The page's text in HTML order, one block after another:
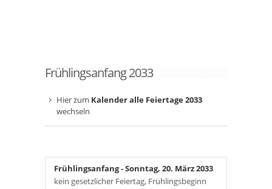
Frühlingsanfang 2033
Hier zum Kalender alle Feiertage 2033
wechseln
Frühlingsanfang- Sonntag, 20. März 2033
kein gesetzlicher Feiertag, Frühlingsbeginn